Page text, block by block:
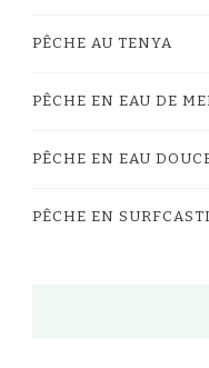
PÊCHE AU TENYA
PÊCHE EN EAU DE
PÊCHE EN EAU
PÊCHE EN